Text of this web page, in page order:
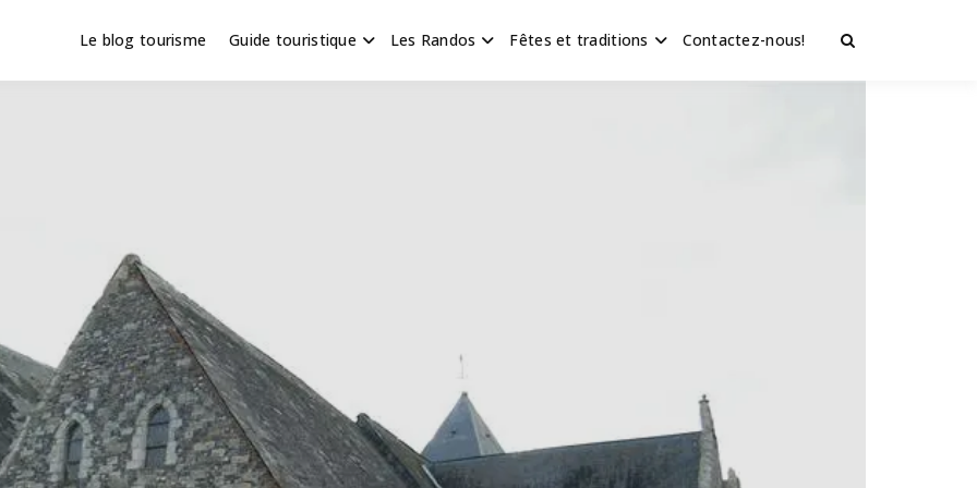
en Hauts de France
Le blog tourisme Guide touristique Les Randos Fêtes et traditions Contactez-nous!